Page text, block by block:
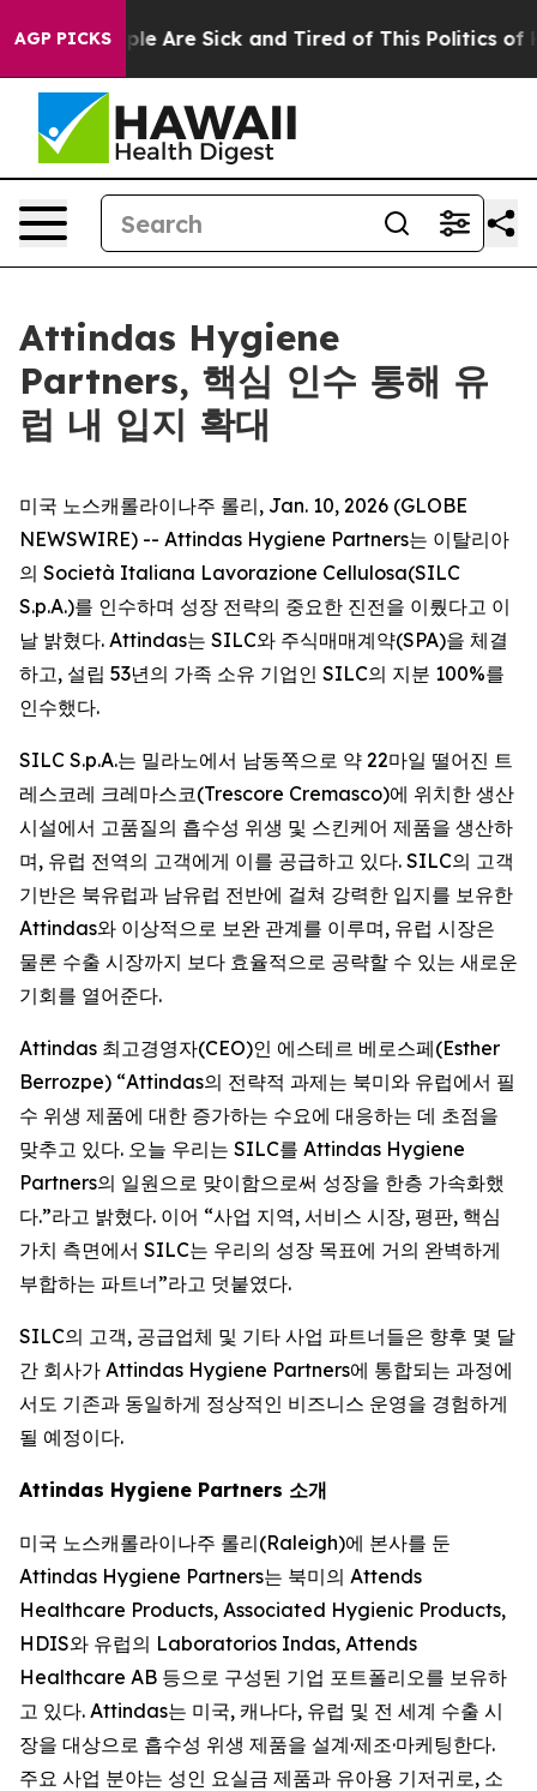
AGP PICKS
“People Are Sick and Tired of This Politics of
Attindas Hygiene
Partners, 핵심 인수 통해 유
럽 내 입지 확대
미국 노스캐롤라이나주 롤리, Jan. 10, 2026 (GLOBE
NEWSWIRE) -- Attindas Hygiene Partners는 이탈리아
의 Società Italiana Lavorazione Cellulosa(SILC
S.p.A.)를 인수하며 성장 전략의 중요한 진전을 이뤘다고 이
날 밝혔다. Attindas는 SILC와 주식매매계약(SPA)을 체결
하고, 설립 53년의 가족 소유 기업인 SILC의 지분 100%를
인수했다.
SILC S.p.A.는 밀라노에서 남동쪽으로 약 22마일 떨어진 트
레스코레 크레마스코(Trescore Cremasco)에 위치한 생산
시설에서 고품질의 흡수성 위생 및 스킨케어 제품을 생산하
며, 유럽 전역의 고객에게 이를 공급하고 있다. SILC의 고객
기반은 북유럽과 남유럽 전반에 걸쳐 강력한 입지를 보유한
Attindas와 이상적으로 보완 관계를 이루며, 유럽 시장은
물론 수출 시장까지 보다 효율적으로 공략할 수 있는 새로운
기회를 열어준다.
Attindas 최고경영자(CEO)인 에스테르 베로스페(Esther
Berrozpe) “Attindas의 전략적 과제는 북미와 유럽에서 필
수 위생 제품에 대한 증가하는 수요에 대응하는 데 초점을
맞추고 있다. 오늘 우리는 SILC를 Attindas Hygiene
Partners의 일원으로 맞이함으로써 성장을 한층 가속화했
다.”라고 밝혔다. 이어 “사업 지역, 서비스 시장, 평판, 핵심
가치 측면에서 SILC는 우리의 성장 목표에 거의 완벽하게
부합하는 파트너”라고 덧붙였다.
SILC의 고객, 공급업체 및 기타 사업 파트너들은 향후 몇 달
간 회사가 Attindas Hygiene Partners에 통합되는 과정에
서도 기존과 동일하게 정상적인 비즈니스 운영을 경험하게
될 예정이다.
Attindas Hygiene Partners 소개
미국 노스캐롤라이나주 롤리(Raleigh)에 본사를 둔
Attindas Hygiene Partners는 북미의 Attends
Healthcare Products, Associated Hygienic Products,
HDIS와 유럽의 Laboratorios Indas, Attends
Healthcare AB 등으로 구성된 기업 포트폴리오를 보유하
고 있다. Attindas는 미국, 캐나다, 유럽 및 전 세계 수출 시
장을 대상으로 흡수성 위생 제품을 설계·제조·마케팅한다.
주요 사업 분야는 성인 요실금 제품과 유아용 기저귀로, 소